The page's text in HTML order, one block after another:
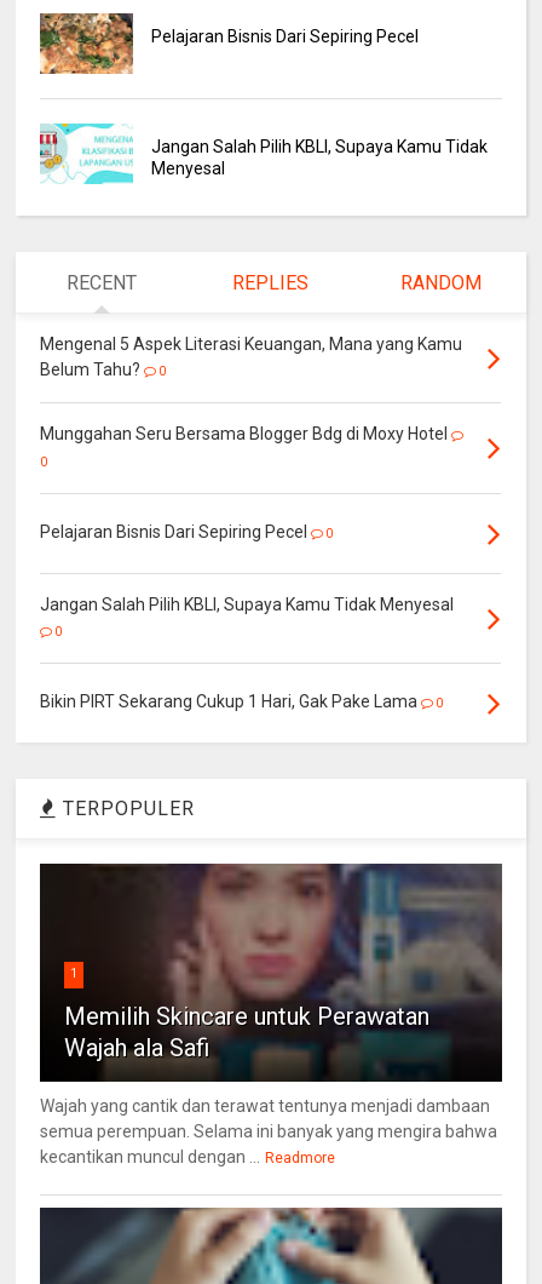
Pelajaran Bisnis Dari Sepiring Pecel
Jangan Salah Pilih KBLI, Supaya Kamu Tidak
Menyesal
RECENT REPLIES RANDOM
Mengenal 5 Aspek Literasi Keuangan, Mana yang Kamu
Belum Tahu?
0
Munggahan Seru Bersama Blogger Bdg di Moxy Hotel
0
Pelajaran Bisnis Dari Sepiring Pecel 0
Jangan Salah Pilih KBLI, Supaya Kamu Tidak Menyesal
0
Bikin PIRT Sekarang Cukup 1 Hari, Gak Pake Lama 0
TERPOPULER
1
Memilih Skincare untuk Perawatan
Wajah ala Safi
Wajah yang cantik dan terawat tentunya menjadi dambaan
semua perempuan. Selama ini banyak yang mengira bahwa
kecantikan muncul dengan ... Readmore